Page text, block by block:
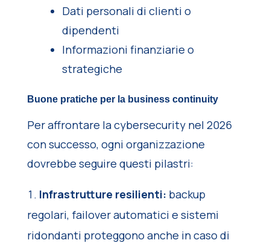
Dati personali di clienti o
dipendenti
Informazioni finanziarie o
strategiche
Buone pratiche per la business continuity
Per affrontare la cybersecurity nel 2026
con successo, ogni organizzazione
dovrebbe seguire questi pilastri:
Infrastrutture resilienti: backup
regolari, failover automatici e sistemi
ridondanti proteggono anche in caso di